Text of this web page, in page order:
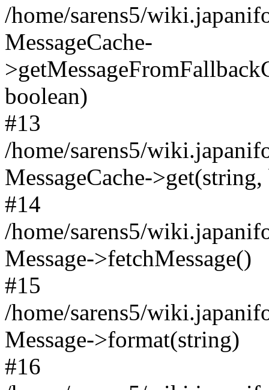
/home/sarens5/
MessageCache-
boolean)
#13
/home/sarens5/
MessageCache-
#14
/home/sarens5/
Message->fetchMessage()
#15
/home/sarens5/
Message->format(string)
#16